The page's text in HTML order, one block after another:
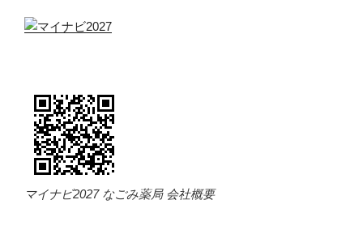
マイナビ2027 なごみ薬局 会社概要